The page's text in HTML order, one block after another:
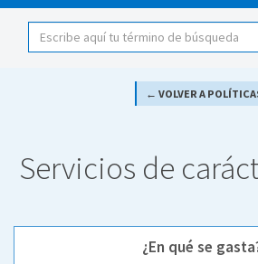
← VOLVER A
Servicios de
¿En qué se